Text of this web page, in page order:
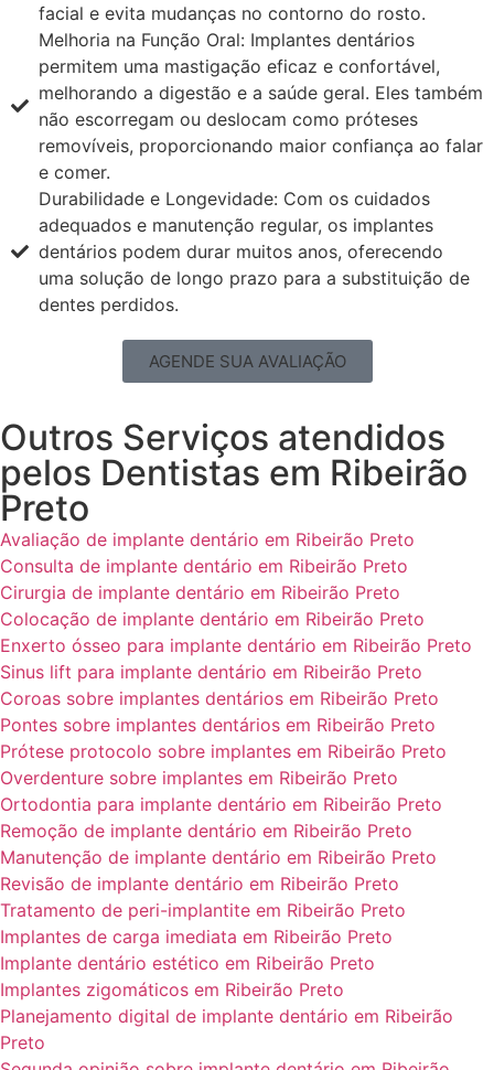
facial e evita mudanças no contorno do rosto.
Melhoria na Função Oral: Implantes dentários
permitem uma mastigação eficaz e confortável,
melhorando a digestão e a saúde geral. Eles também
não escorregam ou deslocam como próteses
removíveis, proporcionando maior confiança ao falar
e comer.
Durabilidade e Longevidade: Com os cuidados
adequados e manutenção regular, os implantes
dentários podem durar muitos anos, oferecendo
uma solução de longo prazo para a substituição de
dentes perdidos.
AGENDE SUA AVALIAÇÃO
Outros Serviços atendidos
pelos Dentistas em Ribeirão
Preto
Avaliação de implante dentário em Ribeirão Preto
Consulta de implante dentário em Ribeirão Preto
Cirurgia de implante dentário em Ribeirão Preto
Colocação de implante dentário em Ribeirão Preto
Enxerto ósseo para implante dentário em Ribeirão Preto
Sinus lift para implante dentário em Ribeirão Preto
Coroas sobre implantes dentários em Ribeirão Preto
Pontes sobre implantes dentários em Ribeirão Preto
Prótese protocolo sobre implantes em Ribeirão Preto
Overdenture sobre implantes em Ribeirão Preto
Ortodontia para implante dentário em Ribeirão Preto
Remoção de implante dentário em Ribeirão Preto
Manutenção de implante dentário em Ribeirão Preto
Revisão de implante dentário em Ribeirão Preto
Tratamento de peri-implantite em Ribeirão Preto
Implantes de carga imediata em Ribeirão Preto
Implante dentário estético em Ribeirão Preto
Implantes zigomáticos em Ribeirão Preto
Planejamento digital de implante dentário em Ribeirão
Preto